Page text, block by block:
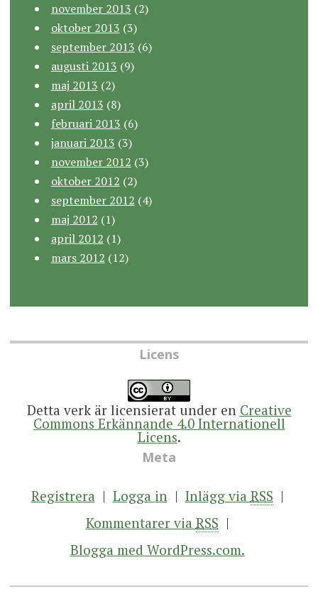
november 2013 (2)
oktober 2013 (3)
september 2013 (6)
augusti 2013 (9)
maj 2013 (2)
april 2013 (8)
februari 2013 (6)
januari 2013 (3)
november 2012 (3)
oktober 2012 (2)
september 2012 (4)
maj 2012 (1)
april 2012 (1)
mars 2012 (12)
Licens
Detta verk är licensierat under en Creative
Commons Erkännande 4.0 Internationell
Licens.
Meta
Registrera Logga in Inlägg via RSS
Kommentarer via RSS
Blogga med WordPress.com.